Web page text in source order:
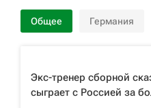
Общее Германия
Экс-тренер сборной
сыграет с Россией за